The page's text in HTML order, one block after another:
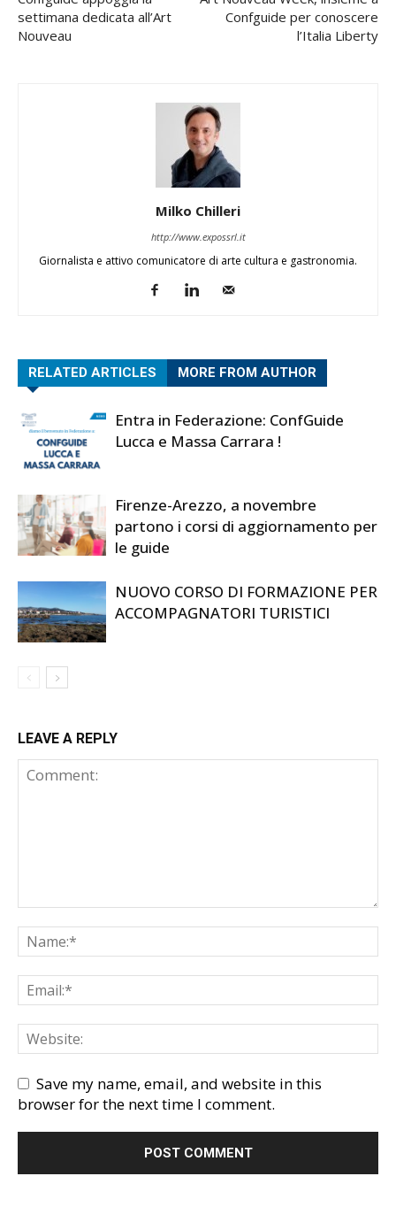
settimana dedicata all’Art
Nouveau
Confguide per conoscere
l’Italia Liberty
Milko Chilleri
http://www.expossrl.it
Giornalista e attivo comunicatore di arte cultura e gastronomia.
RELATED ARTICLES MORE FROM AUTHOR
Entra in Federazione: ConfGuide
Lucca e Massa Carrara !
Firenze-Arezzo, a novembre
partono i corsi di aggiornamento per
le guide
NUOVO CORSO DI FORMAZIONE PER
ACCOMPAGNATORI TURISTICI
LEAVE A REPLY
Save my name, email, and website in this
browser for the next time I comment.